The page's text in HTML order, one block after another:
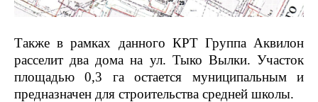
Также в рамках данного КРТ Группа Аквилон
расселит два дома на ул. Тыко Вылки. Участок
площадью 0,3 га остается муниципальным и
предназначен для строительства средней школы.